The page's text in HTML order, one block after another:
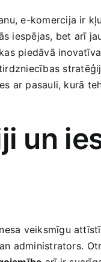
e-komercija ir
iespējas, bet arī
piedāvā
ar pasauli, ​kurā
un
veiksmīgu
administrators.